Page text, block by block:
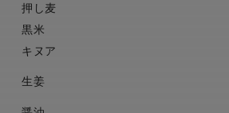
押し麦
黒米
キヌア
生姜